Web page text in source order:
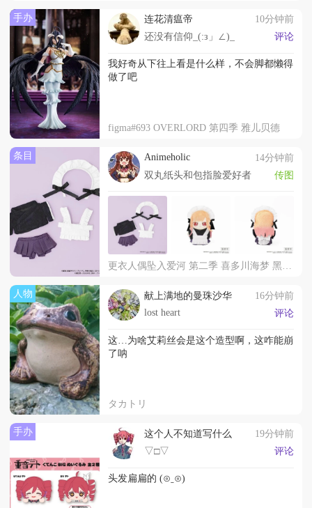
手办 连花清瘟帝
10分钟前
还没有信仰_(:з」∠)_
评论
我好奇从下往上看是什么样，不会脚都懒得
做了吧
figma#693 OVERLORD 第四季 雅儿贝德
条目 Animeholic
14分钟前
双丸纸头和包指脸爱好者
传图
人物 献上满地的曼珠沙华
16分钟前
lost heart
评论
这…为啥艾莉丝会是这个造型啊，这咋能崩
了呐
タカトリ
手办 这个人不知道写什么
19分钟前
▽□▽
评论
头发扁扁的 (⊙ˍ⊙)